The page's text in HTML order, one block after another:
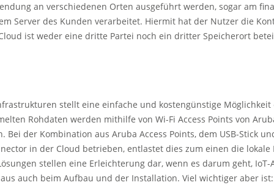
an verschiedenen Orten ausgeführt werden, sogar am
Server des Kunden verarbeitet. Hiermit hat der Nutzer die
ist weder eine dritte Partei noch ein dritter Speicherort
stellt eine einfache und kostengünstige Möglichkeit
Rohdaten werden mithilfe von Wi-Fi Access Points von
Bei der Kombination aus Aruba Access Points, dem USB-Stick
in der Cloud betrieben, entlastet dies zum einen die
stellen eine Erleichterung dar, wenn es darum geht,
auch beim Aufbau und der Installation. Viel wichtiger aber